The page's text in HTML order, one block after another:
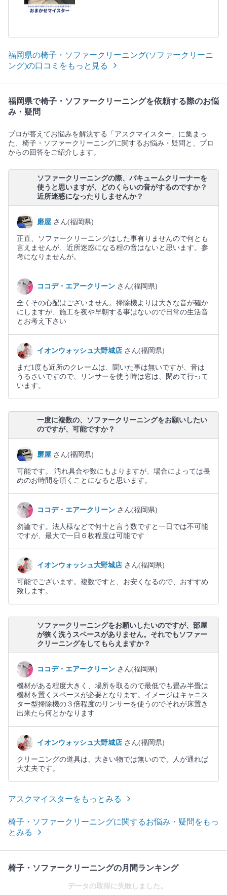
福岡県の椅子・ソファークリーニング(ソファークリーニ
ング)の口コミをもっと見る
福岡県で椅子・ソファークリーニングを依頼する際のお悩
み・疑問
プロが答えてお悩みを解決する「アスクマイスター」に集まっ
た、椅子・ソファークリーニングに関するお悩み・疑問と、プロ
からの回答をご紹介します。
ソファークリーニングの際、バキュームクリーナーを
使うと思いますが、どのくらいの音がするのですか？
近所迷惑になったりしませんか？
磨屋 さん(福岡県)
正直、ソファークリーニングはした事有りませんので何とも
言えませんが、近所迷惑になる程の音はないと思います。参
考になりませんが。
ココデ・エアークリーン さん(福岡県)
全くその心配はございません。掃除機よりは大きな音が確か
にしますが、施工を夜や早朝する事はないので日常の生活音
とお考え下さい
イオンウォッシュ大野城店 さん(福岡県)
まだ1度も近所のクレームは、聞いた事は無いですが、音は
うるさいですので、リンサーを使う時は窓は、閉めて行って
います。
一度に複数の、ソファークリーニングをお願いしたい
のですが、可能ですか？
磨屋 さん(福岡県)
可能です。 汚れ具合や数にもよりますが、場合によっては長
めのお時間を頂くことになると思います。
ココデ・エアークリーン さん(福岡県)
勿論です。法人様などで何十と言う数ですと一日では不可能
ですが、最大で一日６枚程度は可能です
イオンウォッシュ大野城店 さん(福岡県)
可能でございます。複数ですと、お安くなるので、おすすめ
致します。
ソファークリーニングをお願いしたいのですが、部屋
が狭く洗うスペースがありません。それでもソファー
クリーニングをしてもらえますか？
ココデ・エアークリーン さん(福岡県)
機材がある程度大きく、場所を取るので最低でも畳み半畳は
機材を置くスペースが必要となります。イメージはキャニス
ター型掃除機の３倍程度のリンサーを使うのでそれが床置き
出来たら何とかなります
イオンウォッシュ大野城店 さん(福岡県)
クリーニングの道具は、大きい物では無いので、人が通れば
大丈夫です。
アスクマイスターをもっとみる
椅子・ソファークリーニングに関するお悩み・疑問をもっ
とみる
椅子・ソファークリーニングの月間ランキング
データの取得に失敗しました。